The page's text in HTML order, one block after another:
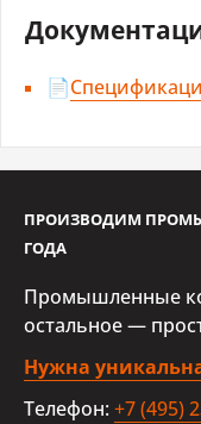
Тип сенсорного
Тип
Тактовая частота
ОЗУ
память
📄
ПРОИЗВОДИМ
ГОДА
Промышленные
остальное —
Нужна
Телефон: +7 (495)